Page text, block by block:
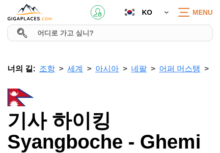
KO MENU
너의 길: 조항 세계 아시아 네팔 어퍼 머스탱
기사 하이킹
Syangboche - Ghemi